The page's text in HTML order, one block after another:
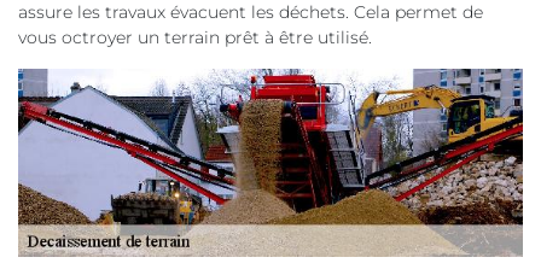
assure les travaux évacuent les déchets. Cela permet de
vous octroyer un terrain prêt à être utilisé.